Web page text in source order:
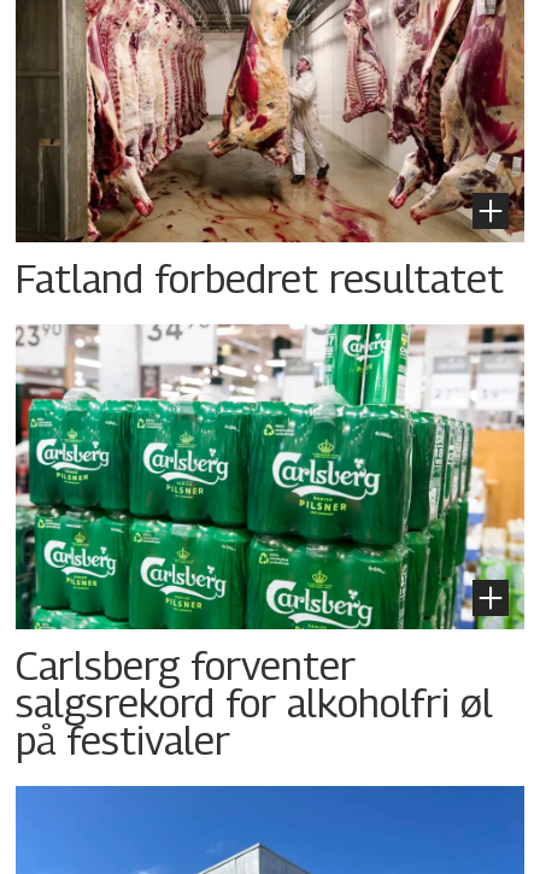
Fatland forbedret resultatet
Carlsberg forventer
salgsrekord for alkoholfri øl
på festivaler